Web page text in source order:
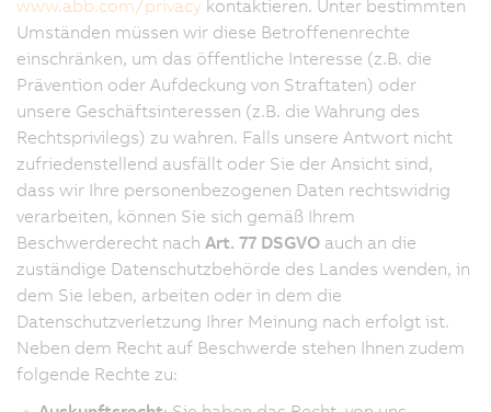
www.abb.com/privacy kontaktieren. Unter bestimmten
Umständen müssen wir diese Betroffenenrechte
einschränken, um das öffentliche Interesse (z.B. die
Prävention oder Aufdeckung von Straftaten) oder
unsere Geschäftsinteressen (z.B. die Wahrung des
Rechtsprivilegs) zu wahren. Falls unsere Antwort nicht
zufriedenstellend ausfällt oder Sie der Ansicht sind,
dass wir Ihre personenbezogenen Daten rechtswidrig
verarbeiten, können Sie sich gemäß Ihrem
Beschwerderecht nach Art. 77 DSGVO auch an die
zuständige Datenschutzbehörde des Landes wenden, in
dem Sie leben, arbeiten oder in dem die
Datenschutzverletzung Ihrer Meinung nach erfolgt ist.
Neben dem Recht auf Beschwerde stehen Ihnen zudem
folgende Rechte zu: